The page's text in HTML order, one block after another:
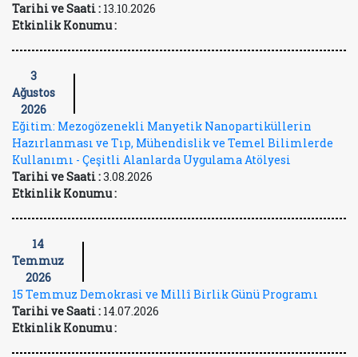
Tarihi ve Saati : 13.10.2026
Etkinlik Konumu :
3
Ağustos
2026
Eğitim: Mezogözenekli Manyetik Nanopartiküllerin
Hazırlanması ve Tıp, Mühendislik ve Temel Bilimlerde
Kullanımı - Çeşitli Alanlarda Uygulama Atölyesi
Tarihi ve Saati :3.08.2026
Etkinlik Konumu :
14
Temmuz
2026
15 Temmuz Demokrasi ve Millî Birlik Günü Programı
Tarihi ve Saati : 14.07.2026
Etkinlik Konumu :